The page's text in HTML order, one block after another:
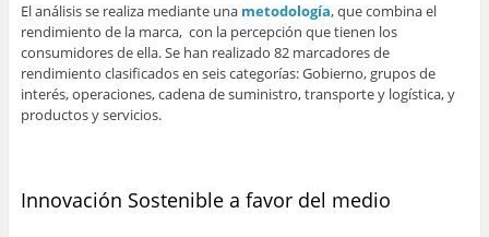
El análisis se realiza mediante una metodología, que combina el
rendimiento de la marca, con la percepción que tienen los
consumidores de ella. Se han realizado 82 marcadores de
rendimiento clasificados en seis categorías: Gobierno, grupos de
interés, operaciones, cadena de suministro, transporte y logística, y
productos y servicios.
Innovación Sostenible a favor del medio